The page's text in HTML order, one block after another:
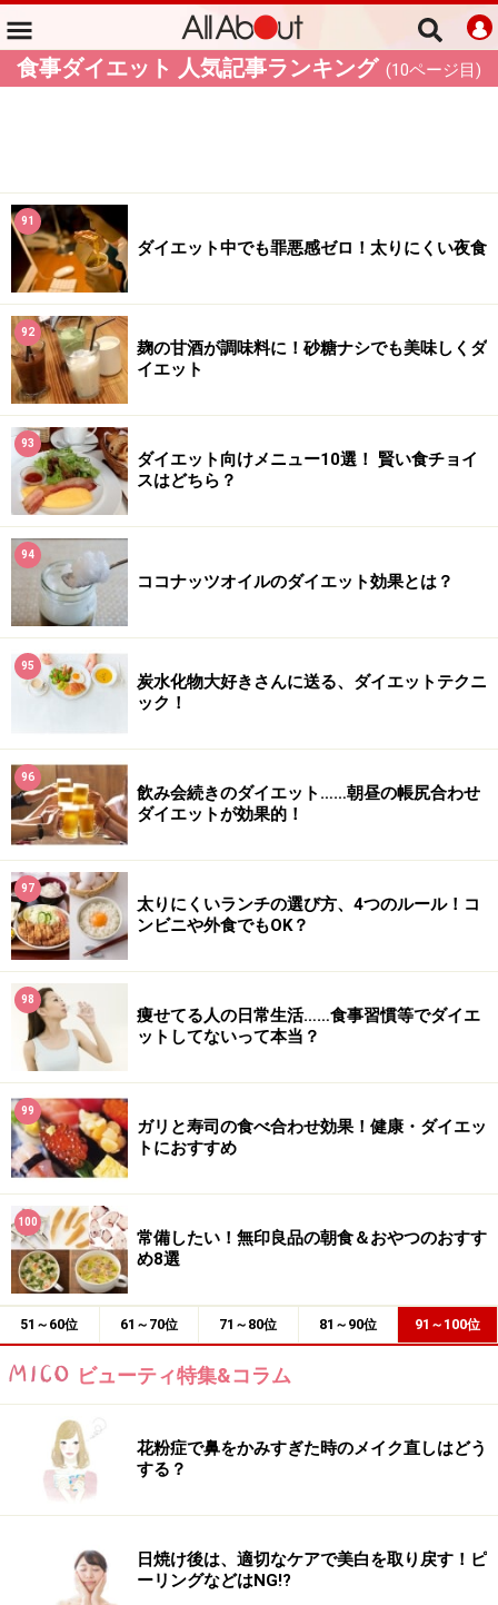
食事ダイエット 人気記事ランキング (10ページ目)
91
ダイエット中でも罪悪感ゼロ！太りにくい夜食
92
麹の甘酒が調味料に！砂糖ナシでも美味しくダ
イエット
93
ダイエット向けメニュー10選！ 賢い食チョイ
スはどちら？
94
ココナッツオイルのダイエット効果とは？
95
炭水化物大好きさんに送る、ダイエットテクニ
ック！
96
飲み会続きのダイエット……朝昼の帳尻合わせ
ダイエットが効果的！
97
太りにくいランチの選び方、4つのルール！コ
ンビニや外食でもOK？
98
痩せてる人の日常生活……食事習慣等でダイエ
ットしてないって本当？
99
ガリと寿司の食べ合わせ効果！健康・ダイエッ
トにおすすめ
100
常備したい！無印良品の朝食＆おやつのおすす
め8選
51～60位 61～70位 71～80位 81～90位 91～100位
ビューティ特集&コラム
花粉症で鼻をかみすぎた時のメイク直しはどう
する？
日焼け後は、適切なケアで美白を取り戻す！ピ
ーリングなどはNG!?